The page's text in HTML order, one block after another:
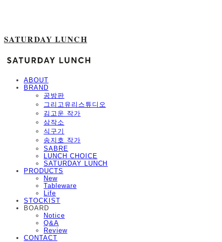
SATURDAY LUNCH
ABOUT
BRAND
공방판
그리고유리스튜디오
김고운 작가
삼작소
식구기
송지호 작가
SABRE
LUNCH CHOICE
SATURDAY LUNCH
PRODUCTS
New
Tableware
Life
STOCKIST
BOARD
Notice
Q&A
Review
CONTACT